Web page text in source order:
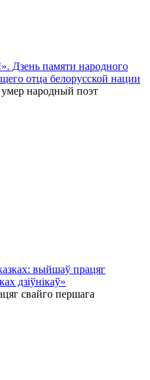
Дзень памяти народного
отца белорусской нации
народный поэт
выйшаў працяг
дзіўнікаў»
свайго першага